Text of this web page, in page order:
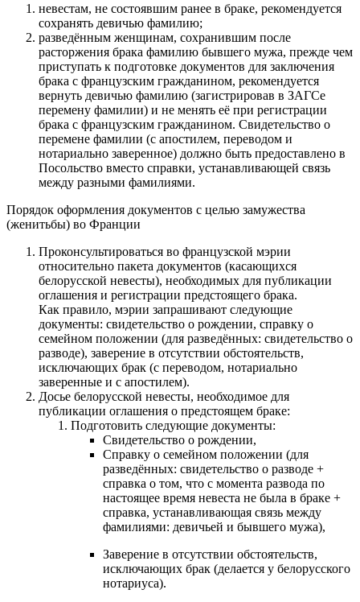
невестам, не состоявшим ранее в браке, рекомендуется
сохранять девичью фамилию;
разведённым женщинам, сохранившим после
расторжения брака фамилию бывшего мужа, прежде чем
приступать к подготовке документов для заключения
брака с французским гражданином, рекомендуется
вернуть девичью фамилию (загистрировав в ЗАГСе
перемену фамилии) и не менять её при регистрации
брака с французским гражданином. Свидетельство о
перемене фамилии (с апостилем, переводом и
нотариально заверенное) должно быть предоставлено в
Посольство вместо справки, устанавливающей связь
между разными фамилиями.
Порядок оформления документов с целью замужества
(женитьбы) во Франции
Проконсультироваться во французской мэрии
относительно пакета документов (касающихся
белорусской невесты), необходимых для публикации
оглашения и регистрации предстоящего брака.
Как правило, мэрии запрашивают следующие
документы: свидетельство о рождении, справку о
семейном положении (для разведённых: свидетельство о
разводе), заверение в отсутствии обстоятельств,
исключающих брак (с переводом, нотариально
заверенные и с апостилем).
Досье белорусской невесты, необходимое для
публикации оглашения о предстоящем браке:
Подготовить следующие документы:
Свидетельство о рождении,
Справку о семейном положении (для
разведённых: свидетельство о разводе +
справка о том, что с момента развода по
настоящее время невеста не была в браке +
справка, устанавливающая связь между
фамилиями: девичьей и бывшего мужа),
Заверение в отсутствии обстоятельств,
исключающих брак (делается у белорусского
нотариуса).